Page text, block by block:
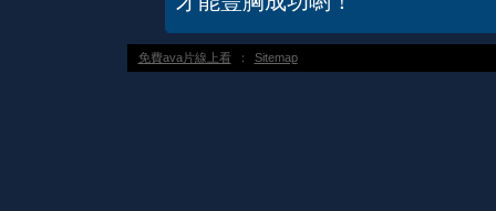
免費ava片線上看 ： Sitemap